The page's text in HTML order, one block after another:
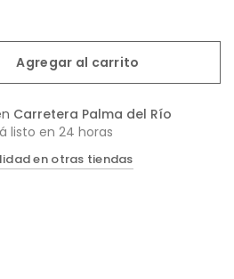
Agregar al carrito
Carretera Palma del Río
listo en 24 horas
en otras tiendas